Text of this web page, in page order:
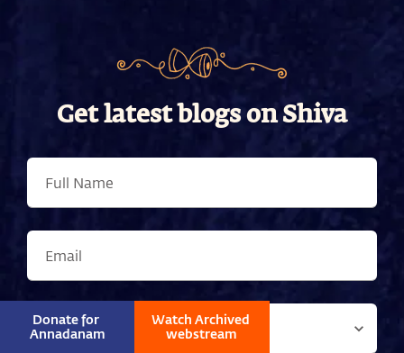
Get latest blogs on Shiva
Donate for
Annadanam
Watch Archived
webstream